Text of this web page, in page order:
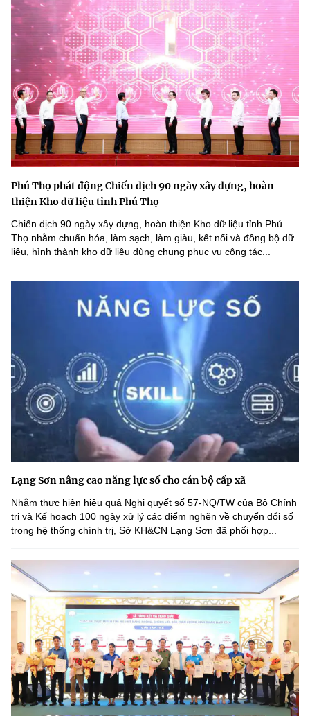
Phú Thọ phát động Chiến dịch 90 ngày xây dựng, hoàn
thiện Kho dữ liệu tỉnh Phú Thọ
Chiến dịch 90 ngày xây dựng, hoàn thiện Kho dữ liệu tỉnh Phú
Thọ nhằm chuẩn hóa, làm sạch, làm giàu, kết nối và đồng bộ dữ
liệu, hình thành kho dữ liệu dùng chung phục vụ công tác...
Lạng Sơn nâng cao năng lực số cho cán bộ cấp xã
Nhằm thực hiện hiệu quả Nghị quyết số 57-NQ/TW của Bộ Chính
trị và Kế hoạch 100 ngày xử lý các điểm nghẽn về chuyển đổi số
trong hệ thống chính trị, Sở KH&CN Lạng Sơn đã phối hợp...